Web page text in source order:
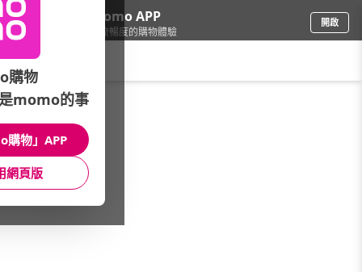
下載momo APP
給你3倍流暢度的購物體驗
開啟
電腦/組件/LCD螢幕
本館精選商品
館長推薦 月銷量
購物
momo的事
購物」APP
網頁版